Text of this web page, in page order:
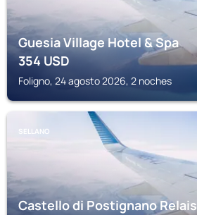
Guesia Village Hotel & Spa
354USD
Foligno, 24 agosto 2026, 2 noches
SELLANO
Castello di Postignano Relais